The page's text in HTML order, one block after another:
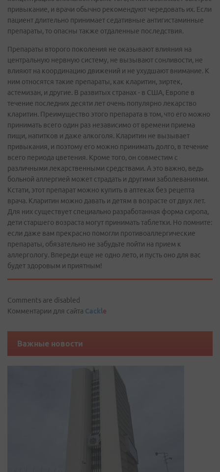
привыкание, и врачи обычно рекомендуют чередовать их. Если
пациент длительно принимает седативные антигистаминные
препараты, то опасны также отдаленные последствия.
Препараты второго поколения не оказывают влияния на
центральную нервную систему, не вызывают сонливости, не
влияют на координацию движений и не ухудшают внимание. К
ним относятся такие препараты, как кларитин, зиртек,
астемизан, и другие. В развитых странах - в США, Европе в
течение последних десяти лет очень популярно лекарство
кларитин. Преимущество этого препарата в том, что его можно
принимать всего один раз независимо от времени приема
пищи, напитков и даже алкоголя. Кларитин не вызывает
привыкания, и поэтому его можно принимать долго, в течение
всего периода цветения. Кроме того, он совместим с
различными лекарственными средствами. А это важно, ведь
больной аллергией может страдать и другими заболеваниями.
Кстати, этот препарат можно купить в аптеках без рецепта
врача. Кларитин можно давать и детям в возрасте от двух лет.
Для них существует специально разработанная форма сиропа,
дети старшего возраста могут принимать таблетки. Но помните:
если даже вам прекрасно помогли противоаллергические
препараты, обязательно не забудьте пойти на прием к
аллергологу. Впереди еще не одно лето, и пусть оно для вас
будет здоровым и приятным!
Comments are disabled
Комментарии для сайта Cackle
Важные новости